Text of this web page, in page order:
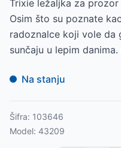
Trixie ležaljka za
Osim što su poznate
radoznalce koji vole da
sunčaju u lepim
Na stanju
Šifra: 103646
Model: 43209